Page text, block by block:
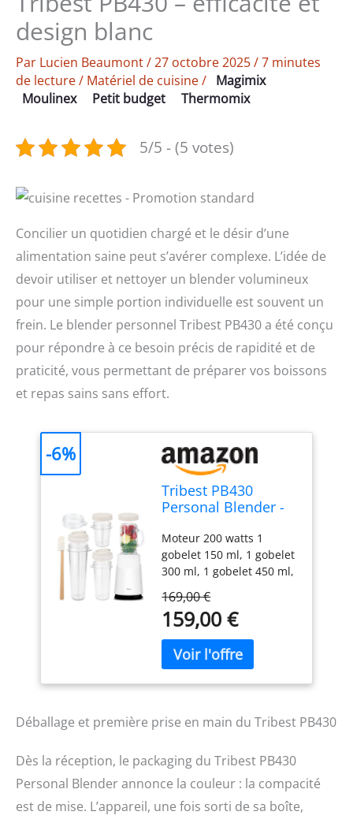
design blanc
Par Lucien Beaumont/27 octobre 2025/7 minutes
de lecture/ Matériel de cuisine/ Magimix
Moulinex
Petit budget Thermomix
5/5 - (5 votes)
Concilier un quotidien chargé et le désir d’une
alimentation saine peut s’avérer complexe. L’idée de
devoir utiliser et nettoyer un blender volumineux
pour une simple portion individuelle est souvent un
frein. Le blender personnel Tribest PB430 a été conçu
pour répondre à ce besoin précis de rapidité et de
praticité, vous permettant de préparer vos boissons
et repas sains sans effort.
Tribest PB430
Personal Blender -
cm x 18.46 cm
Moteur 200 watts 1
gobelet 150 ml, 1 gobelet
300 ml, 1 gobelet 450 ml,
Gobelets et couvercles
prêts à emporter Parfait
pour smoothies et jus
detox
169,00 €
159,00 €
-6%
Déballage et première prise en main du Tribest PB430
Dès la réception, le packaging du Tribest PB430
Personal Blender annonce la couleur : la compacité
est de mise. L’appareil, une fois sorti de sa boîte,